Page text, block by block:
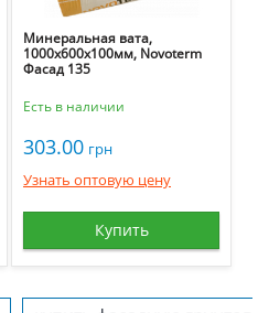
Минеральная вата,
1000х600х100мм, Novoterm
Фасад 135
Есть в наличии
303.00 грн
Узнать оптовую цену
Купить